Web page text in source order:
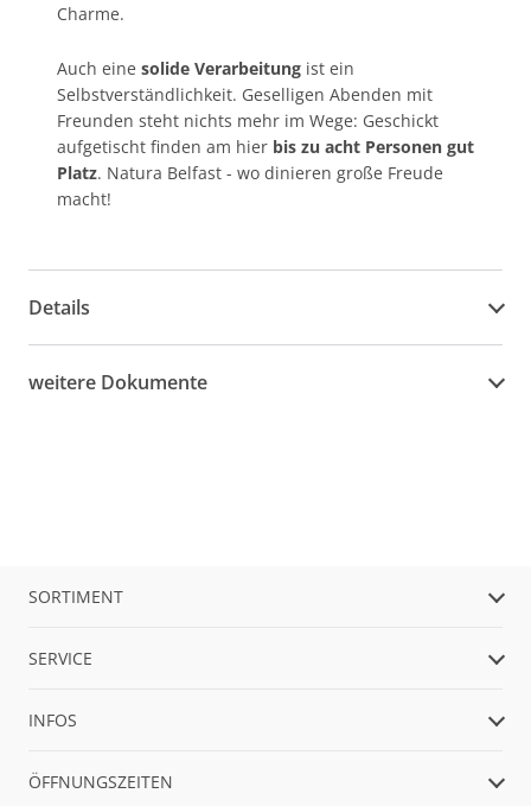
Charme.
Auch eine solide Verarbeitung ist ein
Selbstverständlichkeit. Geselligen Abenden mit
Freunden steht nichts mehr im Wege: Geschickt
aufgetischt finden am hier bis zu acht Personen gut
Platz. Natura Belfast - wo dinieren große Freude
macht!
Details
weitere Dokumente
SORTIMENT
SERVICE
INFOS
ÖFFNUNGSZEITEN